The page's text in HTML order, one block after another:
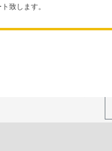
致します。